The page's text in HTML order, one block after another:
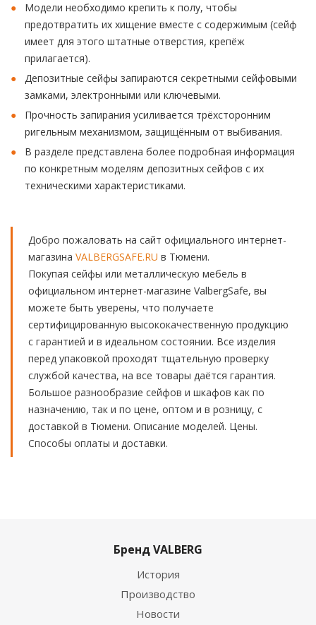
Модели необходимо крепить к полу, чтобы
предотвратить их хищение вместе с содержимым (сейф
имеет для этого штатные отверстия, крепёж
прилагается).
Депозитные сейфы запираются секретными сейфовыми
замками, электронными или ключевыми.
Прочность запирания усиливается трёхсторонним
ригельным механизмом, защищённым от выбивания.
В разделе представлена более подробная информация
по конкретным моделям депозитных сейфов с их
техническими характеристиками.
Добро пожаловать на сайт официального интернет-
магазина VALBERGSAFE.RU в Тюмени.
Покупая сейфы или металлическую мебель в
официальном интернет-магазине ValbergSafe, вы
можете быть уверены, что получаете
сертифицированную высококачественную продукцию
с гарантией и в идеальном состоянии. Все изделия
перед упаковкой проходят тщательную проверку
службой качества, на все товары даётся гарантия.
Большое разнообразие сейфов и шкафов как по
назначению, так и по цене, оптом и в розницу, с
доставкой в Тюмени. Описание моделей. Цены.
Способы оплаты и доставки.
Бренд VALBERG
История
Производство
Новости